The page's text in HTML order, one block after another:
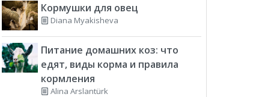
Кормушки для овец
Diana Myakisheva
Питание домашних коз: что
едят, виды корма и правила
кормления
Alina Arslantürk